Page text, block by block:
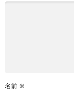
名前 ※